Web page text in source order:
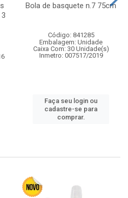
Bola de basquete n.7 75cm
Código: 841285
Embalagem: Unidade
Caixa Com: 30 Unidade(s)
Inmetro: 007517/2019
Faça seu login ou
cadastre-se para
comprar.